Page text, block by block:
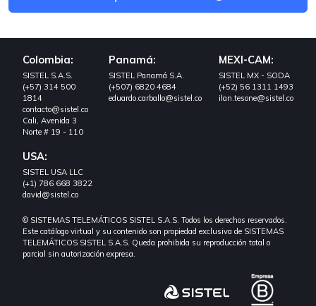
Colombia:
SISTEL S.A.S.
(+57) 314 500
1814
contacto@sistel.co
Cali, Avenida 3
Norte # 19 - 110
Panamá:
SISTEL Panamá S.A.
(+507) 6820 4684
eduardo.carballo@sistel.co
MEXI-CAM:
SISTEL MX - SODA
(+52) 56 1311 1493
ilan.tesone@sistel.co
USA:
SISTEL USA LLC
(+1) 786 668 3822
david@sistel.co
© SISTEMAS TELEMÁTICOS SISTEL S.A.S. Todos los derechos reservados.
Este catálogo virtual y su contenido son propiedad exclusiva de SISTEMAS
TELEMÁTICOS SISTEL S.A.S. Queda prohibida su reproducción total o
parcial sin autorización expresa.